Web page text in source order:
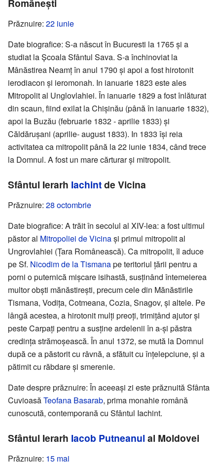
Românești
Prăznuire: 22 iunie
Date biografice: S-a născut în Bucuresti la 1765 și a
studiat la Școala Sfântul Sava. S-a închinoviat la
Mânăstirea Neamț în anul 1790 și apoi a fost hirotonit
ierodiacon și ieromonah. In ianuarie 1823 este ales
Mitropolit al Unglovlahiei. În ianuarie 1829 a fost înlăturat
din scaun, fiind exilat la Chișinău (până în ianuarie 1832),
apoi la Buzău (februarie 1832 - aprilie 1833) și
Căldărușani (aprilie- august 1833). In 1833 își reia
activitatea ca mitropolit până la 22 iunie 1834, când trece
la Domnul. A fost un mare cărturar și mitropolit.
Sfântul Ierarh Iachintde Vicina
Prăznuire: 28 octombrie
Date biografice: A trăit în secolul al XIV-lea: a fost ultimul
păstor al Mitropoliei de Vicinași primul mitropolit al
Ungrovlahiei (Țara Românească). Ca mitropolit, îl aduce
pe Sf. Nicodim de la Tismanape teritoriul țării pentru a
porni o puternică mișcare isihastă, susținând întemeierea
multor obști mănăstirești, precum cele din Mănăstirile
Tismana, Vodița, Cotmeana, Cozia, Snagov, și altele. Pe
lângă acestea, a hirotonit mulți preoți, trimițând ajutor și
peste Carpați pentru a susține ardelenii în a-și păstra
credința strămoșească. În anul 1372, se mută la Domnul
după ce a păstorit cu râvnă, a sfătuit cu înțelepciune, și a
pătimit cu răbdare și smerenie.
Date despre prăznuire: În aceeași zi este prăznuită Sfânta
CuvioasăTeofana Basarab, prima monahie română
cunoscută, contemporană cu Sfântul Iachint.
Sfântul Ierarh Iacob Putneanul al Moldovei
Prăznuire: 15 mai